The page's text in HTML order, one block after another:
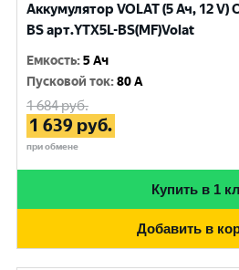
Аккумулятор VOLAT (5 Ач, 12 V)
BS арт.YTX5L-BS(MF)Volat
Емкость:5 Ач
Пусковой ток:80 A
1 684руб.
1 639 руб.
при обмене
Купить в 1
Добавить в